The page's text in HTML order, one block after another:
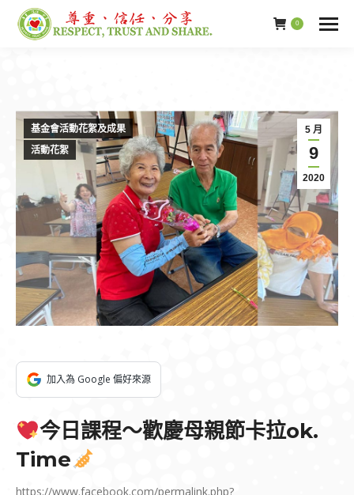
0
5 月
9
2020
基金會活動花絮及成果
活動花絮
加入為 Google 偏好來源
今日課程～歡慶母親節卡拉ok.
Time
https://www.facebook.com/permalink.php?